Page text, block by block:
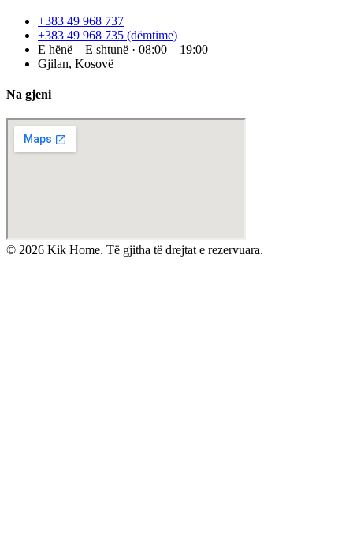
+383 49 968 737
+383 49 968 735 (dëmtime)
E hënë – E shtunë · 08:00 – 19:00
Gjilan, Kosovë
Na gjeni
© 2026 Kik Home. Të gjitha të drejtat e rezervuara.